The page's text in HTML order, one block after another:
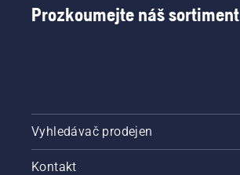
Prozkoumejte náš sortiment
Vyhledávač prodejen
Kontakt